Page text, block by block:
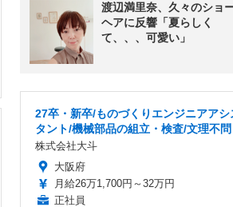
渡辺満里奈、久々のショ
ヘアに反響「夏らしく
て、、、可愛い」
27卒・新卒/ものづくりエンジニアアシ
タント/機械部品の組立・検査/文理不問
株式会社大斗
大阪府
月給26万1,700円～32万円
正社員